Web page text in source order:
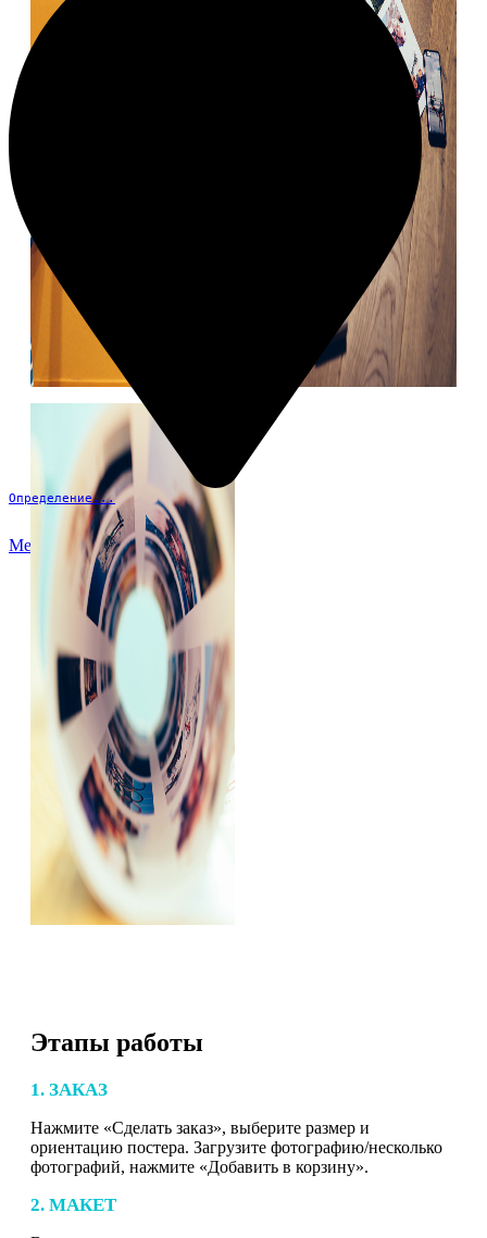
Определение...
Меню
Этапы работы
1. ЗАКАЗ
Нажмите «Сделать заказ», выберите размер и
ориентацию постера. Загрузите фотографию/несколько
фотографий, нажмите «Добавить в корзину».
2. МАКЕТ